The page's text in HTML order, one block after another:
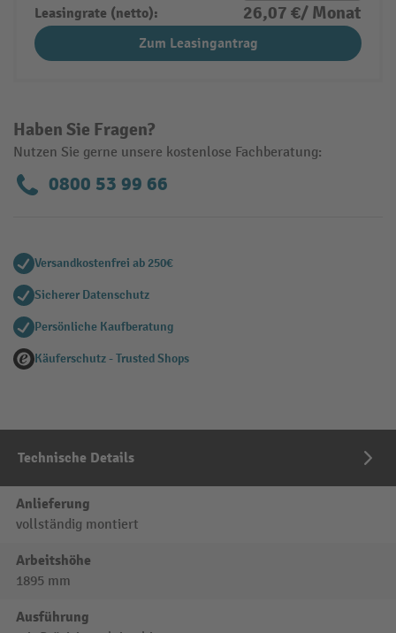
Haben Sie Fragen?
Nutzen Sie gerne unsere kostenlose Fachberatung:
0800 53 99 66
Leasingrate (netto):
26,07 €/ Monat
Zum Leasingantrag
Versandkostenfrei ab 250€
Sicherer Datenschutz
Persönliche Kaufberatung
Käuferschutz - Trusted Shops
Technische Details
Anlieferung
vollständig montiert
Arbeitshöhe
1895 mm
Ausführung